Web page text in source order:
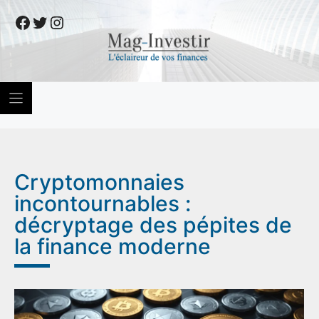
to
content
Facebook
Twitter
Instagram
Cryptomonnaies
incontournables :
décryptage des pépites de
la finance moderne